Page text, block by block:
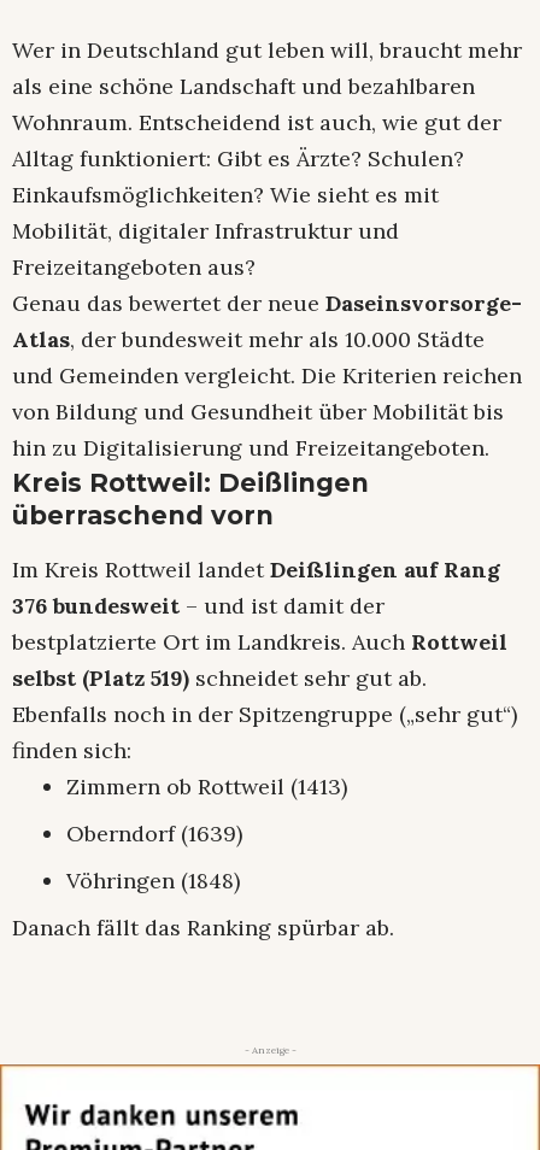
Wer in Deutschland gut leben will, braucht mehr
als eine schöne Landschaft und bezahlbaren
Wohnraum. Entscheidend ist auch, wie gut der
Alltag funktioniert: Gibt es Ärzte? Schulen?
Einkaufsmöglichkeiten? Wie sieht es mit
Mobilität, digitaler Infrastruktur und
Freizeitangeboten aus?
Genau das bewertet der neue Daseinsvorsorge-
Atlas, der bundesweit mehr als 10.000 Städte
und Gemeinden vergleicht. Die Kriterien reichen
von Bildung und Gesundheit über Mobilität bis
hin zu Digitalisierung und Freizeitangeboten.
Kreis Rottweil: Deißlingen
überraschend vorn
Im Kreis Rottweil landetDeißlingen auf Rang
376 bundesweit – und ist damit der
bestplatzierte Ort im Landkreis. Auch Rottweil
selbst (Platz 519) schneidet sehr gut ab.
Ebenfalls noch in der Spitzengruppe („sehr gut“)
finden sich:
Zimmern ob Rottweil (1413)
Oberndorf (1639)
Vöhringen (1848)
Danach fällt das Ranking spürbar ab.
- Anzeige -